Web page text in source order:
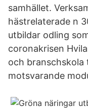
samhället.
hästrelaterade n
utbildar odling
coronakrisen
och
motsvarande